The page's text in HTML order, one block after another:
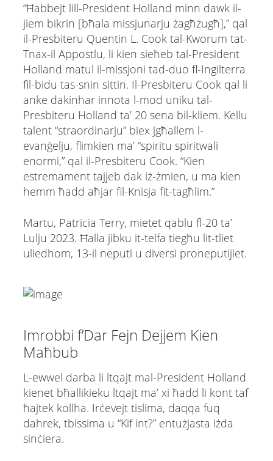
“Ħabbejt lill-President Holland minn dawk il-
jiem bikrin [bħala missjunarju żagħżugħ],” qal
il-Presbiteru Quentin L. Cook tal-Kworum tat-
Tnax-il Appostlu, li kien sieħeb tal-President
Holland matul il-missjoni tad-duo fl-Ingilterra
fil-bidu tas-snin sittin. Il-Presbiteru Cook qal li
anke dakinhar innota l-mod uniku tal-
Presbiteru Holland ta’ 20 sena bil-kliem. Kellu
talent “straordinarju” biex jgħallem l-
evanġelju, flimkien ma’ “spiritu spiritwali
enormi,” qal il-Presbiteru Cook. “Kien
estremament tajjeb dak iż-żmien, u ma kien
hemm ħadd aħjar fil-Knisja fit-tagħlim.”
Martu, Patricia Terry, mietet qablu fl-20 ta’
Lulju 2023. Ħalla jibku it-telfa tiegħu lit-tliet
uliedhom, 13-il neputi u diversi proneputijiet.
Imrobbi f’Dar Fejn Dejjem Kien
Maħbub
L-ewwel darba li ltqajt mal-President Holland
kienet bħallikieku ltqajt ma’ xi ħadd li kont taf
ħajtek kollha. Irċevejt tislima, daqqa fuq
dahrek, tbissima u “Kif int?” entużjasta iżda
sinċiera.